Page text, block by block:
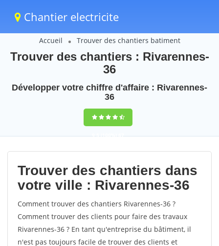
Chantier electricite
Accueil Trouver des chantiers batiment
Trouver des chantiers : Rivarennes-
36
Développer votre chiffre d'affaire : Rivarennes-
36
9,5(100%)67
votes
Trouver des chantiers dans
votre ville : Rivarennes-36
Comment trouver des chantiers Rivarennes-36 ?
Comment trouver des clients pour faire des travaux
Rivarennes-36 ? En tant qu'entreprise du bâtiment, il
n'est pas toujours facile de trouver des clients et